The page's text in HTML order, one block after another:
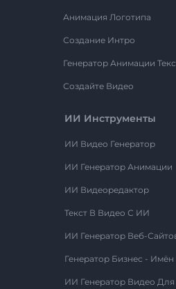
Анимация Логотипа
Создание Интро
Генератор Анимации
Создайте Видео
ИИ Инструменты
ИИ Видео Генератор
ИИ Генератор Анимации
ИИ Видеоредактор
Текст В Видео С ИИ
ИИ Генератор Веб-
Генератор Бизнес - Имён
ИИ Генератор Видео Для